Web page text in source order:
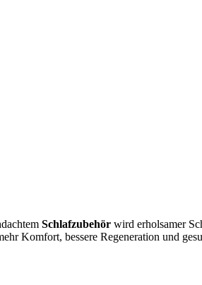
Schlafzubehör wird erholsamer
Komfort, bessere Regeneration und